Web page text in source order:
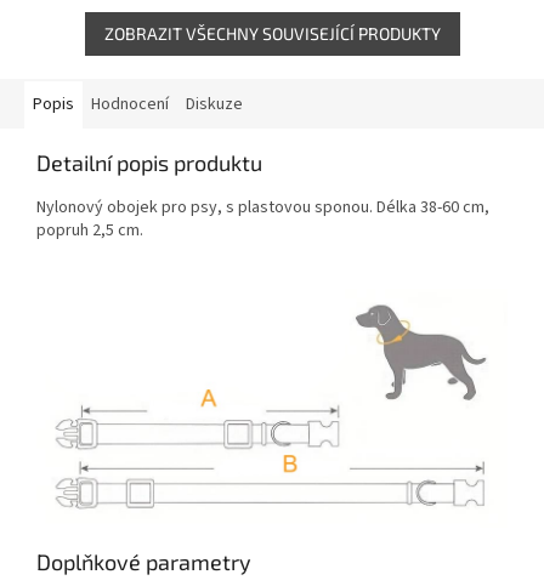
ZOBRAZIT VŠECHNY SOUVISEJÍCÍ PRODUKTY
Popis Hodnocení Diskuze
Detailní popis produktu
Nylonový obojek pro psy, s plastovou sponou. Délka 38-60 cm,
popruh 2,5 cm.
Doplňkové parametry